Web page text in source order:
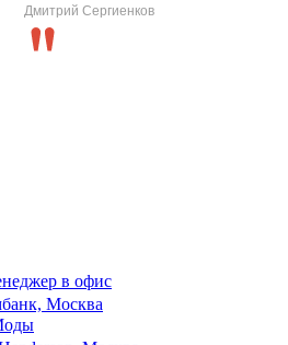
Дмитрий Сергиенков
в офис
Москва